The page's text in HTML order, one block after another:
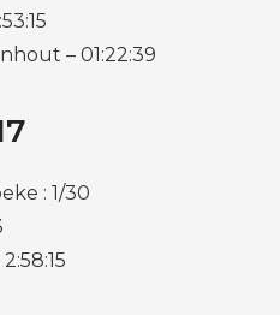
– 01:22:39
: 1/30